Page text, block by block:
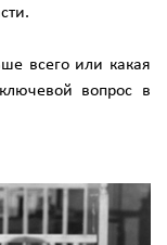
всего или какая
вопрос в